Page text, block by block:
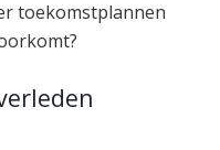
toekomstplannen